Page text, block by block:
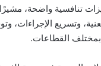
تنافسية واضحة،
وتسريع الإجراءات،
بمختلف القطاعات.